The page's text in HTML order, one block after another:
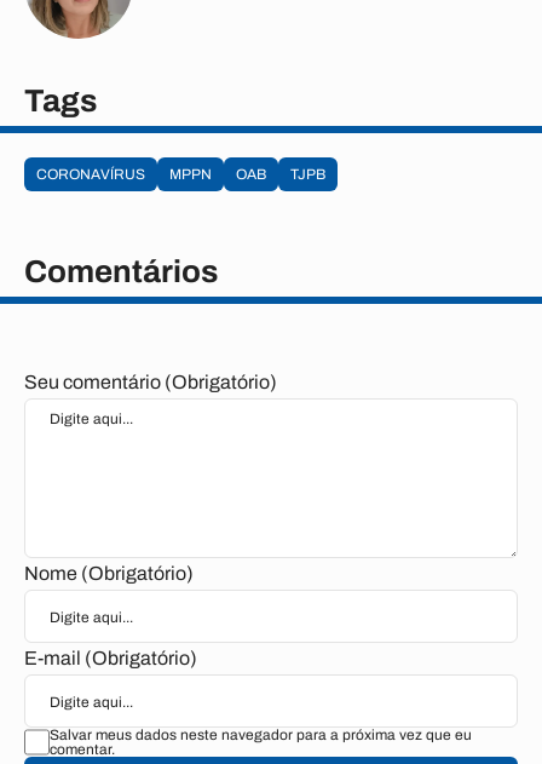
Tags
CORONAVÍRUS MPPN OAB TJPB
Comentários
Seu comentário (Obrigatório)
Nome (Obrigatório)
E-mail (Obrigatório)
Salvar meus dados neste navegador para a próxima vez que eu
comentar.